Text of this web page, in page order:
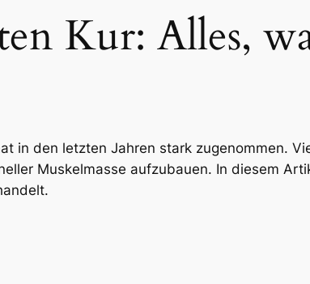
Kur: Alles,
in den letzten Jahren stark zugenommen.
Muskelmasse aufzubauen. In diesem